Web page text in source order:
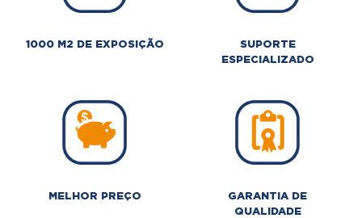
1000 M2 DE EXPOSIÇÃO
SUPORTE
ESPECIALIZADO
MELHOR PREÇO
GARANTIA DE
QUALIDADE